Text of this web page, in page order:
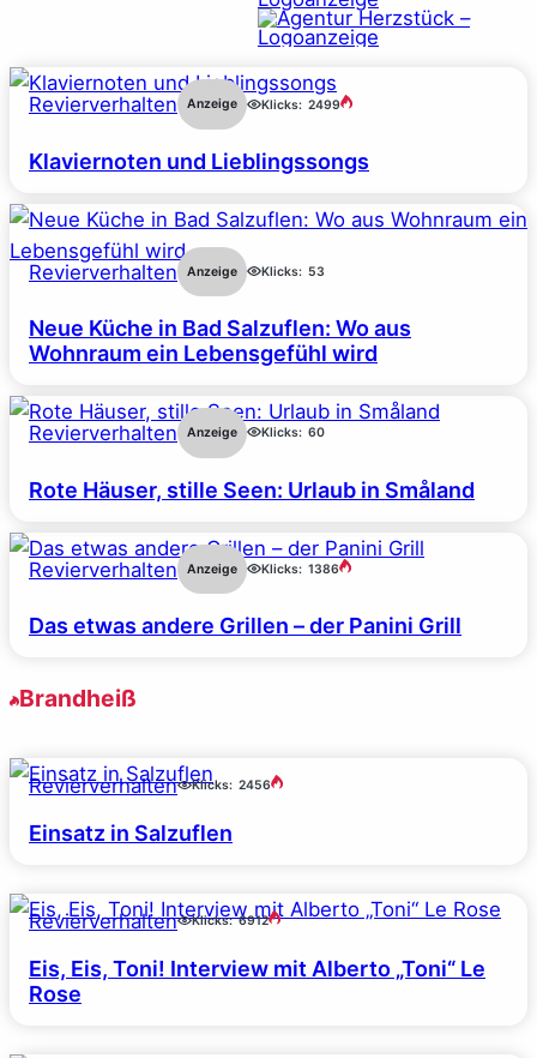
Revierverhalten Anzeige Klicks: 2499
Klaviernoten und Lieblingssongs
Revierverhalten Anzeige Klicks: 53
Neue Küche in Bad Salzuflen: Wo aus
Wohnraum ein Lebensgefühl wird
Revierverhalten Anzeige Klicks: 60
Rote Häuser, stille Seen: Urlaub in Småland
Revierverhalten Anzeige Klicks: 1386
Das etwas andere Grillen – der Panini Grill
Brandheiß
Revierverhalten Klicks: 2456
Einsatz in Salzuflen
Revierverhalten Klicks: 6912
Eis, Eis, Toni! Interview mit Alberto „Toni“ Le
Rose